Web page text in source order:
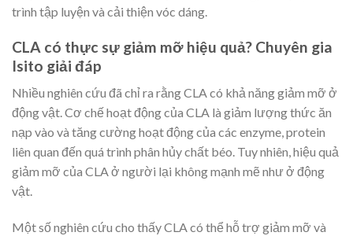
trình tập luyện và cải thiện vóc dáng.
CLA có thực sự giảm mỡ hiệu quả? Chuyên gia
Isito giải đáp
Nhiều nghiên cứu đã chỉ ra rằng CLA có khả năng giảm mỡ ở
động vật. Cơ chế hoạt động của CLA là giảm lượng thức ăn
nạp vào và tăng cường hoạt động của các enzyme, protein
liên quan đến quá trình phân hủy chất béo. Tuy nhiên, hiệu quả
giảm mỡ của CLA ở người lại không mạnh mẽ như ở động
vật.
Một số nghiên cứu cho thấy CLA có thể hỗ trợ giảm mỡ và